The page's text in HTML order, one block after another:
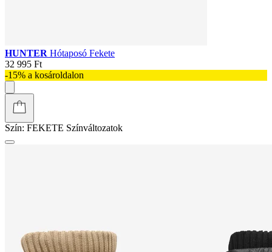
HUNTER Hótaposó Fekete
32 995 Ft
-15% a kosároldalon
Szín: FEKETE Színváltozatok